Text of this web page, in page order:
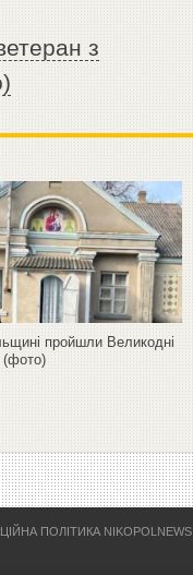
з
пройшли Великодні
(фото)
ПОЛІТИКА NIKOPOLNEWS